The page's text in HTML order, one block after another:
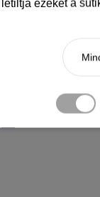
ezeket a